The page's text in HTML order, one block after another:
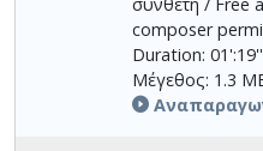
composer
Duration: 01':19''
Μέγεθος: 1.3